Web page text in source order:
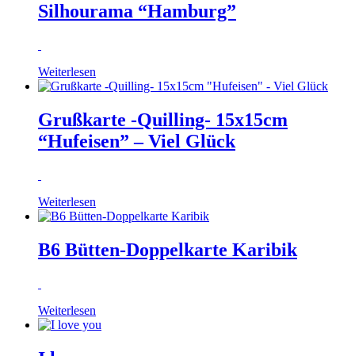
Silhourama “Hamburg”
Weiterlesen
Grußkarte -Quilling- 15x15cm
“Hufeisen” – Viel Glück
Weiterlesen
B6 Bütten-Doppelkarte Karibik
Weiterlesen